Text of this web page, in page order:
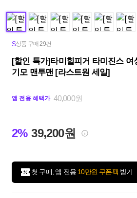
S상품 구매 29건
[할인 특가]타미힐피거 타미진스 여
기모 맨투맨 [라스트원 세일]
앱 전용 혜택가 40,000원
2% 39,200원
첫 구매, 앱 전용 10만원 쿠폰팩 받기